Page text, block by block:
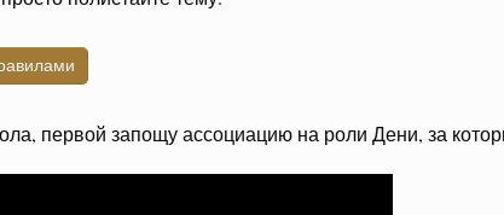
первой запощу ассоциацию на роли Дени, за